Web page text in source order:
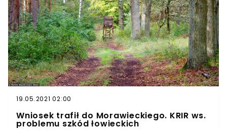
wchodzących w skład prawideł strzelań myśliwskich.
Wyjątkiem od reguły będą tutaj mistrzostwa i zawody
centralne.Wszystko to będzie dostępne dla posiadaczy
tzw. Legitymacji Juniora PZŁ, przeznaczonej dla dzieci
członków Związku. Zapraszamy do obejrzenia naszego
najnowszego materiału wideo: [EMBED-15]By uzyskać
dokument, należy złożyć stosowny wniosek do PZŁ wraz z
dowodem ubezpieczenia i aktualnym orzeczeniem
lekarskim. Na stronie Związku możemy przeczytać
następujące słowa:
19.05.2021 02:00
Wniosek trafił do Morawieckiego. KRIR ws.
problemu szkód łowieckich